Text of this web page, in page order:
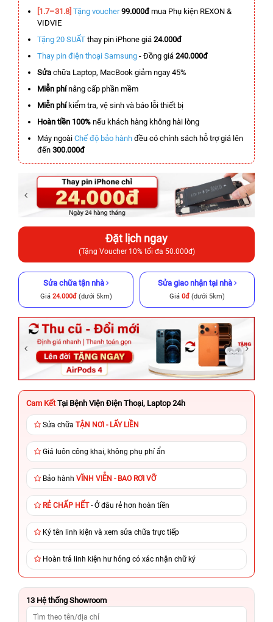
[1.7–31.8] Tặng voucher 99.000đmua Phụ kiện REXON &
VIDVIE
Tặng 20 SUẤT thay pin iPhone giá 24.000đ
Thay pin điện thoại Samsung - Đồng giá 240.000đ
Sửa chữa Laptop, MacBook giảm ngay 45%
Miễn phínâng cấp phần mềm
Miễn phíkiểm tra, vệ sinh và báo lỗi thiết bị
Hoàn tiền 100% nếu khách hàng không hài lòng
Máy ngoài Chế độ bảo hành đều có chính sách hỗ trợ giá lên
đến 300.000đ
Đặt lịch ngay
(Tặng Voucher 10% tối đa 50.000đ)
Sửa chữa tận nhà
Giá 24.000đ(dưới 5km)
Sửa giao nhận tại nhà
Giá 0đ (dưới 5km)
Cam Kết Tại Bệnh Viện Điện Thoại, Laptop 24h
Sửa chữa TẬN NƠI - LẤY LIỀN
Giá luôn công khai, không phụ phí ẩn
Bảo hành VĨNH VIỄN - BAO RƠI VỠ
RẺ CHẤP HẾT- Ở đâu rẻ hơn hoàn tiền
Ký tên linh kiện và xem sửa chữa trực tiếp
Hoàn trả linh kiện hư hỏng có xác nhận chữ ký
13 Hệ thống Showroom